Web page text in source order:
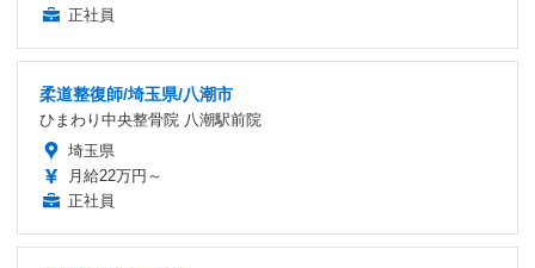
正社員
柔道整復師/埼玉県/八潮市
ひまわり中央整骨院 八潮駅前院
埼玉県
月給22万円～
正社員